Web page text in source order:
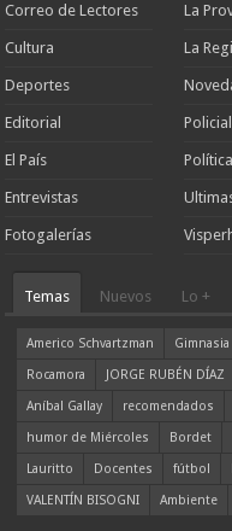
Correo de Lectores
Cultura
Deportes
Editorial
El País
Entrevistas
Fotogalerías
La
La
Política
Temas Nuevos Lo +
Americo Schvartzman Gimnasia
Rocamora
JORGE RUBÉN DÍAZ
Aníbal Gallay
recomendados
humor de Miércoles
Bordet
Lauritto
Docentes fútbol
VALENTÍN BISOGNI
Ambiente